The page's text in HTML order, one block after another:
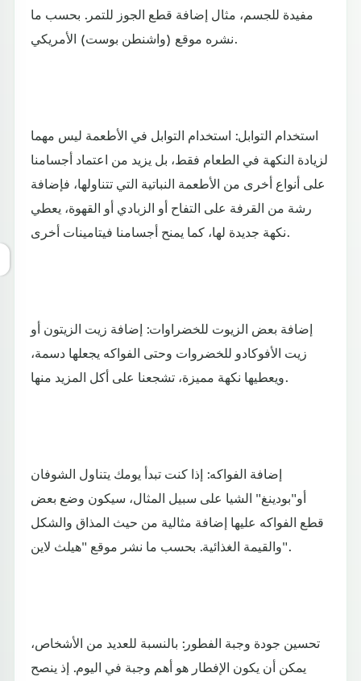
مفيدة للجسم، مثال إضافة قطع الجوز للتمر. بحسب ما
نشره موقع (واشنطن بوست) الأمريكي.
استخدام التوابل: استخدام التوابل في الأطعمة ليس مهما
لزيادة النكهة في الطعام فقط، بل يزيد من اعتماد أجسامنا
على أنواع أخرى من الأطعمة النباتية التي تتناولها، فإضافة
رشة من القرفة على التفاح أو الزبادي أو القهوة، يعطي
نكهة جديدة لها، كما يمنح أجسامنا فيتامينات أخرى.
إضافة بعض الزيوت للخضراوات: إضافة زيت الزيتون أو
زيت الأفوكادو للخضروات وحتى الفواكه يجعلها دسمة،
ويعطيها نكهة مميزة، تشجعنا على أكل المزيد منها.
إضافة الفواكه: إذا كنت تبدأ يومك يتناول الشوفان
أو"بودينغ" الشيا على سبيل المثال، سيكون وضع بعض
قطع الفواكه عليها إضافة مثالية من حيث المذاق والشكل
والقيمة الغذائية. بحسب ما نشر موقع "هيلث لاين".
تحسين جودة وجبة الفطور: بالنسبة للعديد من الأشخاص،
يمكن أن يكون الإفطار هو أهم وجبة في اليوم. إذ ينصح